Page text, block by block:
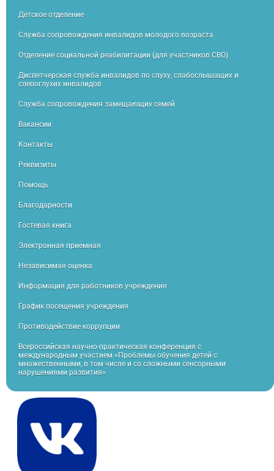
Детское отделение
Служба сопровождения инвалидов молодого возраста
Отделение социальной реабилитации (для участников СВО)
Диспетчерская служба инвалидов по слуху, слабослышащих и
слепоглухих инвалидов
Служба сопровождения замещающих семей
Вакансии
Контакты
Реквизиты
Помощь
Благодарности
Гостевая книга
Электронная приемная
Независимая оценка
Информация для работников учреждения
График посещения учреждения
Противодействие коррупции
Всероссийская научно-практическая конференция с
международным участием «Проблемы обучения детей с
множественными, в том числе и со сложными сенсорными
нарушениями развития»